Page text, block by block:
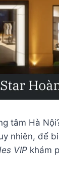
tâm Hà
nhiên, để
VIP khám